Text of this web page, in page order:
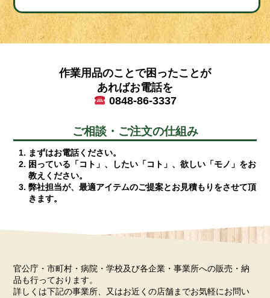
作業用品のことで困ったことが
あればお電話を
0848-86-3337
ご相談・ご注文の仕組み
まずはお電話ください。
困っている「コト」、したい「コト」、欲しい「モノ」をお
教えください。
弊社担当が、最適アイテムのご提案とお見積もりをさせて頂
きます。
官公庁・市町村・病院・学校及び各企業・事業所への販売・納
品も行っております。
詳しくは下記の事業所、又はお近くの店舗までお気軽にお問い